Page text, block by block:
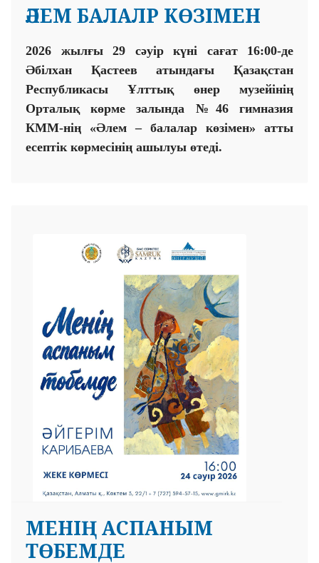
ӘЛЕМ БАЛАЛР КӨЗІМЕН
2026 жылғы 29 сәуір күні сағат 16:00-де
Әбілхан Қастеев атындағы Қазақстан
Республикасы Ұлттық өнер музейінің
Орталық көрме залында №46 гимназия
КММ-нің «Әлем – балалар көзімен» атты
есептік көрмесінің ашылуы өтеді.
МЕНІҢ АСПАНЫМ
ТӨБЕМДЕ